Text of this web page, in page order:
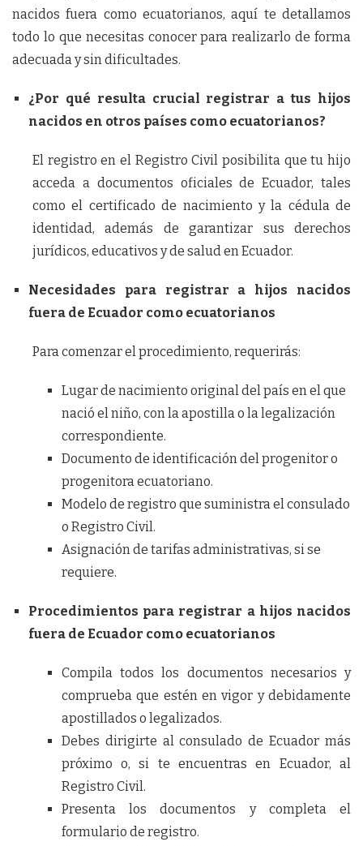
nacidos fuera como ecuatorianos, aquí te detallamos
todo lo que necesitas conocer para realizarlo de forma
adecuada y sin dificultades.
¿Por qué resulta crucial registrar a tus hijos
nacidos en otros países como ecuatorianos?
El registro en el Registro Civil posibilita que tu hijo
acceda a documentos oficiales de Ecuador, tales
como el certificado de nacimiento y la cédula de
identidad, además de garantizar sus derechos
jurídicos, educativos y de salud en Ecuador.
Necesidades para registrar a hijos nacidos
fuera de Ecuador como ecuatorianos
Para comenzar el procedimiento, requerirás:
Lugar de nacimiento original del país en el que
nació el niño, con la apostilla o la legalización
correspondiente.
Documento de identificación del progenitor o
progenitora ecuatoriano.
Modelo de registro que suministra el consulado
o Registro Civil.
Asignación de tarifas administrativas, si se
requiere.
Procedimientos para registrar a hijos nacidos
fuera de Ecuador como ecuatorianos
Compila todos los documentos necesarios y
comprueba que estén en vigor y debidamente
apostillados o legalizados.
Debes dirigirte al consulado de Ecuador más
próximo o, si te encuentras en Ecuador, al
Registro Civil.
Presenta los documentos y completa el
formulario de registro.